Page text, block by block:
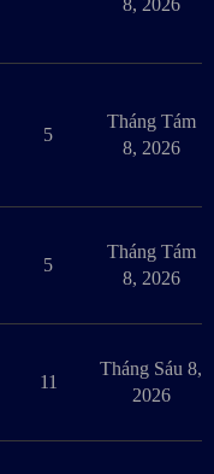
8, 2026
5
Tháng Tám
8, 2026
5
Tháng Tám
8, 2026
11
Tháng Sáu 8,
2026